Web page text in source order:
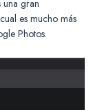
una gran
es mucho más
Photos.